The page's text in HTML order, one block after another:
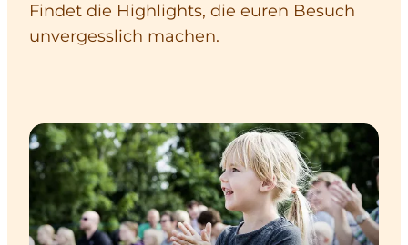
Findet die Highlights, die euren Besuch
unvergesslich machen.